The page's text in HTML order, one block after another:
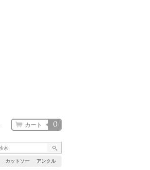
カットソー アンクル
0
カート